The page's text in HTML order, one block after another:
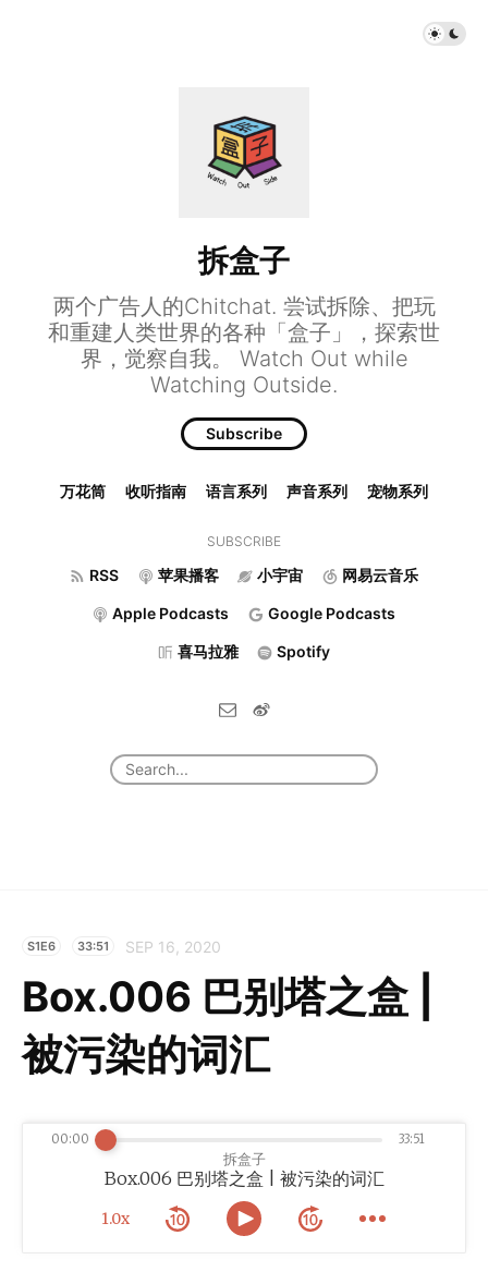
拆盒子
两个广告人的Chitchat. 尝试拆除、把玩
和重建人类世界的各种「盒子」，探索世
界，觉察自我。 Watch Out while
Watching Outside.
Subscribe
万花筒 收听指南 语言系列 声音系列 宠物系列
SUBSCRIBE
RSS 苹果播客 小宇宙 网易云音乐
Apple Podcasts Google Podcasts
喜马拉雅 Spotify
S1E6 33:51 SEP 16, 2020
Box.006 巴别塔之盒 |
被污染的词汇
拆盒子
Box.006 巴别塔之盒 | 被污染的词汇
1.0x
00:00 33:51